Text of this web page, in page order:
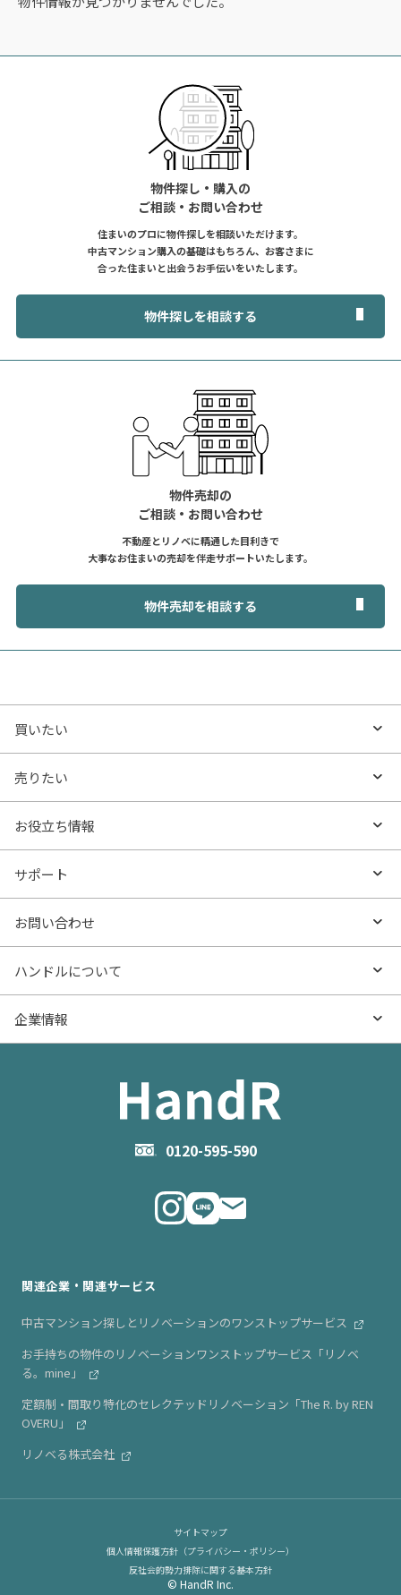
物件探し・購入の
ご相談・お問い合わせ
住まいのプロに物件探しを相談いただけます。
中古マンション購入の基礎はもちろん、お客さまに
合った住まいと出会うお手伝いをいたします。
物件探しを相談する
物件売却の
ご相談・お問い合わせ
不動産とリノベに精通した目利きで
大事なお住まいの売却を伴走サポートいたします。
物件売却を相談する
0120-595-590
買いたい
買いたいTOP
沿線・駅から探す
特集から探す
価格更新した物件
物件一覧
売りたい
売りたいTOP
AI査定
売却サービス
お役立ち記事（売却）
お役立ち情報
お役立ち情報TOP
- マンションの基礎知識
- マンション売却
- お金のこと
- 住まいの手引き サイトマップ
サポート
よくあるご質問
お問い合わせ
物件購入のご相談
住み替えのご相談
物件掲載に関するお問い合わせ
ハンドルについて
ハンドルとは
企業情報
関連企業・関連サービス
中古マンション探しとリノベーションのワンストップサービス
お手持ちの物件のリノベーションワンストップサービス「リノベ
る。mine」
定額制・間取り特化のセレクテッドリノベーション「The R. by REN
OVERU」
リノベる株式会社
サイトマップ
個人情報保護方針（プライバシー・ポリシー）
反社会的勢力排除に関する基本方針
© HandR Inc.